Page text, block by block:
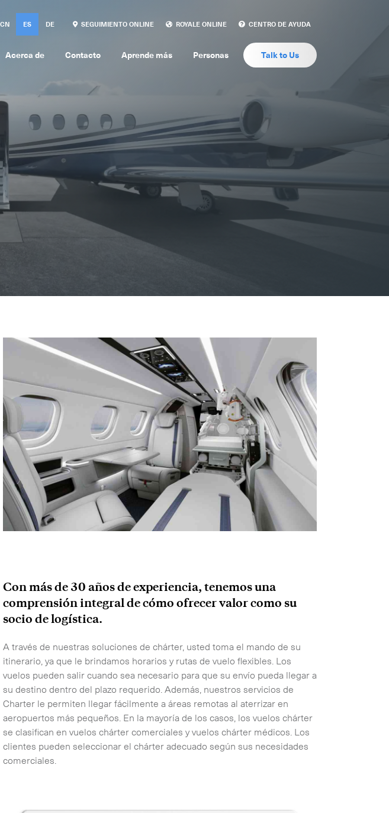
CN ES DE SEGUIMIENTO ONLINE ROYALE ONLINE CENTRO DE AYUDA
Acerca de Contacto Aprende más Personas Talk to Us
Con más de 30 años de experiencia, tenemos una
comprensión integral de cómo ofrecer valor como su
socio de logística.
A través de nuestras soluciones de chárter, usted toma el mando de su
itinerario, ya que le brindamos horarios y rutas de vuelo flexibles. Los
vuelos pueden salir cuando sea necesario para que su envío pueda llegar a
su destino dentro del plazo requerido. Además, nuestros servicios de
Charter le permiten llegar fácilmente a áreas remotas al aterrizar en
aeropuertos más pequeños. En la mayoría de los casos, los vuelos chárter
se clasifican en vuelos chárter comerciales y vuelos chárter médicos. Los
clientes pueden seleccionar el chárter adecuado según sus necesidades
comerciales.